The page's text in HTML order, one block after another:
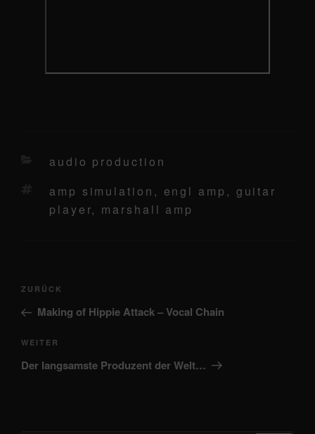
kategorien
audio production
schlagwörter
amp simulation , engl amp , guitar
player, marshall amp
Beitragsnavigation
Vorheriger
Beitrag
ZURÜCK
Making of Hippie Attack – Vocal Chain
Nächster
Beitrag
WEITER
Der langsamste Produzent der Welt…